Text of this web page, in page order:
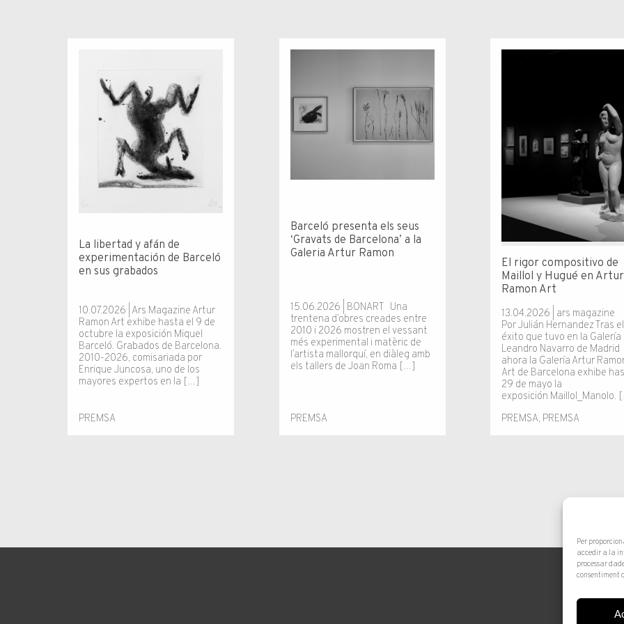
Per
accedir a la
processar
consentiment
PREMSA
La libertad y afán de
experimentación de Barceló
en sus grabados
10.07.2026 | Ars Magazine Artur
Ramon Art exhibe hasta el 9 de
octubre la exposición Miquel
Barceló. Grabados de Barcelona.
2010-2026, comisariada por
Enrique Juncosa, uno de los
mayores expertos en la […]
PREMSA
Barceló presenta els seus
‘Gravats de Barcelona’ a la
Galeria Artur Ramon
15.06.2026 | BONART Una
trentena d’obres creades entre
2010 i 2026 mostren el vessant
més experimental i matèric de
l’artista mallorquí, en diàleg amb
els tallers de Joan Roma […]
PREMSA, PREMSA
El rigor compositivo de
Maillol y Hugué en Artur
Ramon Art
13.04.2026 | ars magazine
Por Julián Hernandez Tras el
éxito que tuvo en la Galería
Leandro Navarro de Madrid
ahora la Galería Artur
Art de Barcelona exhibe
29 de mayo la
exposición Maillol_Manolo.